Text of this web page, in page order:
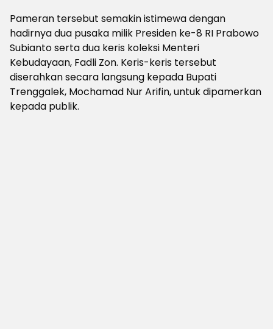
Pameran tersebut semakin istimewa dengan
hadirnya dua pusaka milik Presiden ke-8 RI Prabowo
Subianto serta dua keris koleksi Menteri
Kebudayaan, Fadli Zon. Keris-keris tersebut
diserahkan secara langsung kepada Bupati
Trenggalek, Mochamad Nur Arifin, untuk dipamerkan
kepada publik.